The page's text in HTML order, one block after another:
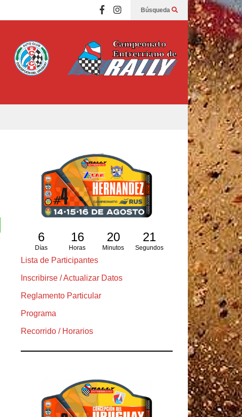
Búsqueda
6
Días
16
Horas
20
Minutos
20
Segundos
Lista de Participantes
Inscribirse / Actualizar Datos
Reglamento Particular
Programa
Recorrido / Horarios